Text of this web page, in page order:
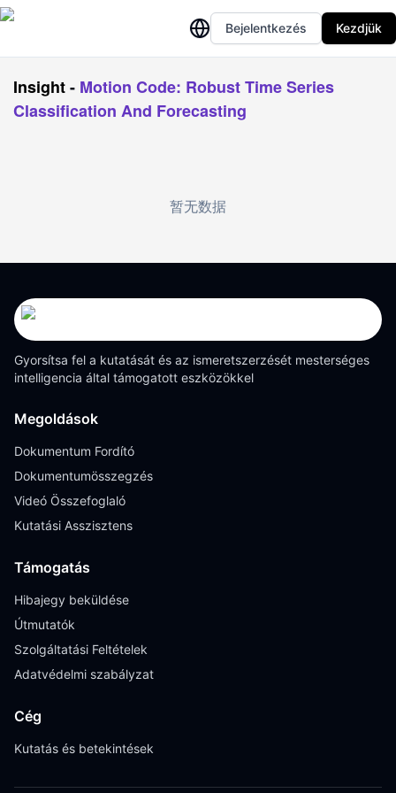
Bejelentkezés Kezdjük
Insight- Motion Code: Robust Time Series
Classification And Forecasting
暂无数据
Gyorsítsa fel a kutatását és az ismeretszerzését mesterséges
intelligencia által támogatott eszközökkel
Megoldások
Dokumentum Fordító
Dokumentumösszegzés
Videó Összefoglaló
Kutatási Asszisztens
Támogatás
Hibajegy beküldése
Útmutatók
Szolgáltatási Feltételek
Adatvédelmi szabályzat
Cég
Kutatás és betekintések